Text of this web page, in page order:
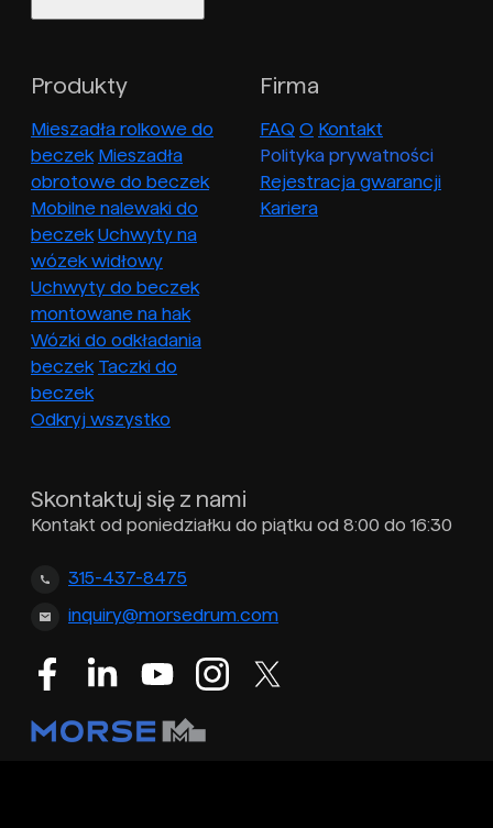
Produkty
Mieszadła rolkowe do
beczek Mieszadła
obrotowe do beczek
Mobilne nalewaki do
beczek Uchwyty na
wózek widłowy
Uchwyty do beczek
montowane na hak
Wózki do odkładania
beczek Taczki do
beczek
Odkryj wszystko
Firma
FAQ O Kontakt
Polityka prywatności
Rejestracja gwarancji
Kariera
Skontaktuj się z nami
Kontakt od poniedziałku do piątku od 8:00 do 16:30
315-437-8475
inquiry@morsedrum.com